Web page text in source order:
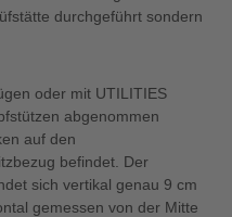
durchgeführt sondern
oder mit UTILITIES
abgenommen
auf den
befindet. Der
sich vertikal genau 9 cm
gemessen von der Mitte